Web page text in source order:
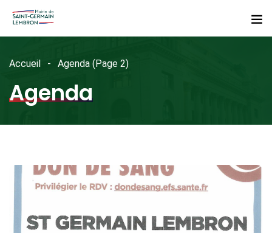
Accueil Agenda (Page 2)
Agenda